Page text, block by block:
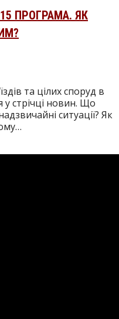
ПРОГРАМА. ЯК
та цілих споруд в
у стрічці новин. Що
ситуації? Як